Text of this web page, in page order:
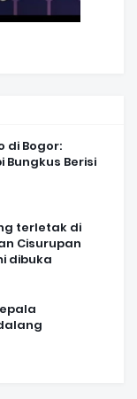
di Bogor:
Bungkus Berisi
terletak di
Cisurupan
dibuka